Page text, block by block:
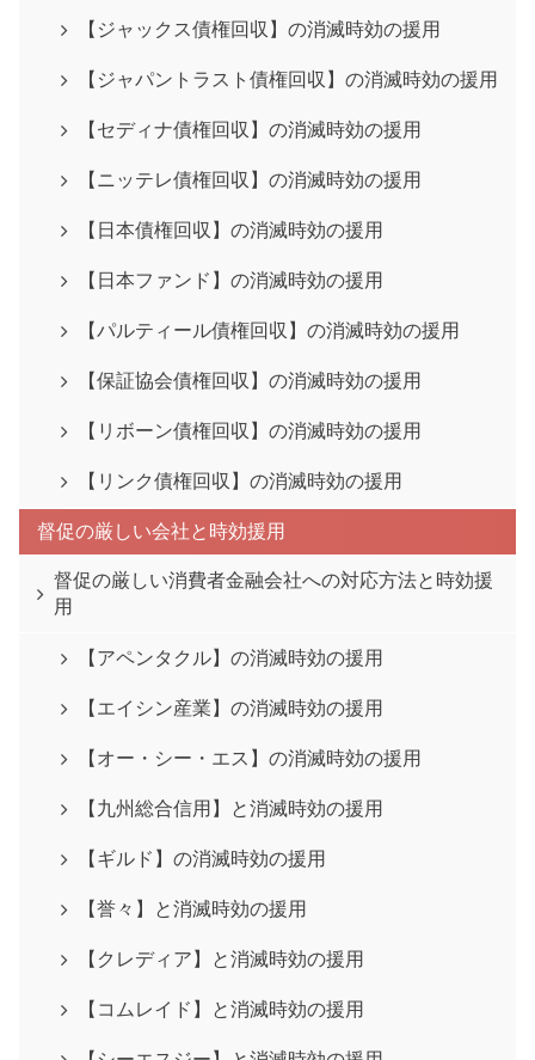
【ジャックス債権回収】の消滅時効の援用
【ジャパントラスト債権回収】の消滅時効の援用
【セディナ債権回収】の消滅時効の援用
【ニッテレ債権回収】の消滅時効の援用
【日本債権回収】の消滅時効の援用
【日本ファンド】の消滅時効の援用
【パルティール債権回収】の消滅時効の援用
【保証協会債権回収】の消滅時効の援用
【リボーン債権回収】の消滅時効の援用
【リンク債権回収】の消滅時効の援用
督促の厳しい会社と時効援用
督促の厳しい消費者金融会社への対応方法と時効援
用
【アペンタクル】の消滅時効の援用
【エイシン産業】の消滅時効の援用
【オー・シー・エス】の消滅時効の援用
【九州総合信用】と消滅時効の援用
【ギルド】の消滅時効の援用
【誉々】と消滅時効の援用
【クレディア】と消滅時効の援用
【コムレイド】と消滅時効の援用